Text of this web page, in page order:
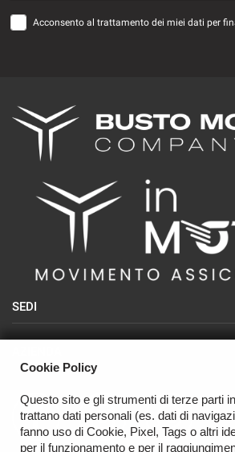
Acconsento al trattamento dei miei dati per
SEDI
Sede di Olgiate Olona (USATO)
Sede di Varese (NISSAN - USATO)
OFFICINA
Contatti
Cookie Policy
Questo sito e gli strumenti di terze parti
trattano dati personali (es. dati di
fanno uso di Cookie, Pixel, Tags o altri
per il funzionamento e per il